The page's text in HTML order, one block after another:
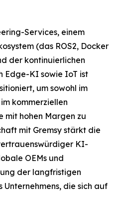
Services, einem
(das ROS2, Docker
der kontinuierlichen
Edge-KI sowie IoT ist
um sowohl im
kommerziellen
mit hohen Margen zu
mit Gremsy stärkt die
KI-
OEMs und
der langfristigen
die sich auf